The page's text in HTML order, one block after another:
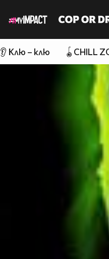
👂 Клю – клю 🪀CHILL